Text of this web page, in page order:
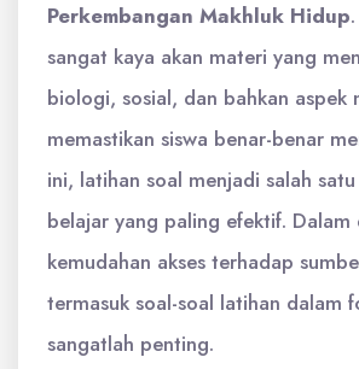
Perkembangan Makhluk Hidup
sangat kaya akan materi yang
biologi, sosial, dan bahkan aspek
memastikan siswa benar-benar
ini, latihan soal menjadi salah
belajar yang paling efektif.
kemudahan akses terhadap
termasuk soal-soal latihan dalam
sangatlah penting.